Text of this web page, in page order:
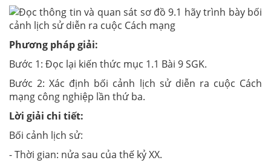
Phương pháp giải:
Bước 1: Đọc lại kiến thức mục 1.1 Bài 9 SGK.
Bước 2: Xác định bối cảnh lịch sử diễn ra cuộc Cách
mạng công nghiệp lần thứ ba.
Lời giải chi tiết:
Bối cảnh lịch sử:
- Thời gian: nửa sau của thế kỷ XX.